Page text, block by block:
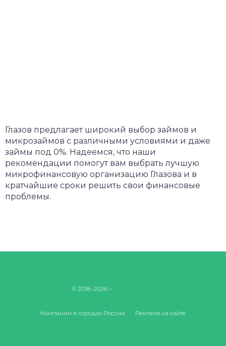
Глазов предлагает широкий выбор займов и
микрозаймов с различными условиями и даже
займы под 0%. Надеемся, что наши
рекомендации помогут вам выбрать лучшую
микрофинансовую организацию Глазова и в
кратчайшие сроки решить свои финансовые
проблемы.
© 2018–2026 –
Компании в городах России Реклама на сайте